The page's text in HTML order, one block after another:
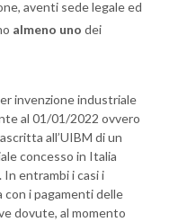
aventi sede legale ed
almeno uno dei
invenzione industriale
al 01/01/2022 ovvero
all’UIBM di un
concesso in Italia
entrambi i casi i
i pagamenti delle
dovute, al momento